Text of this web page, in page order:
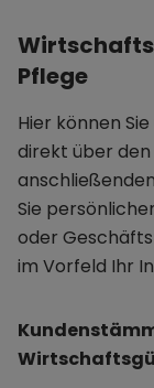
Pflege
Hier können
direkt über
Sie
oder
im Vorfeld Ihr